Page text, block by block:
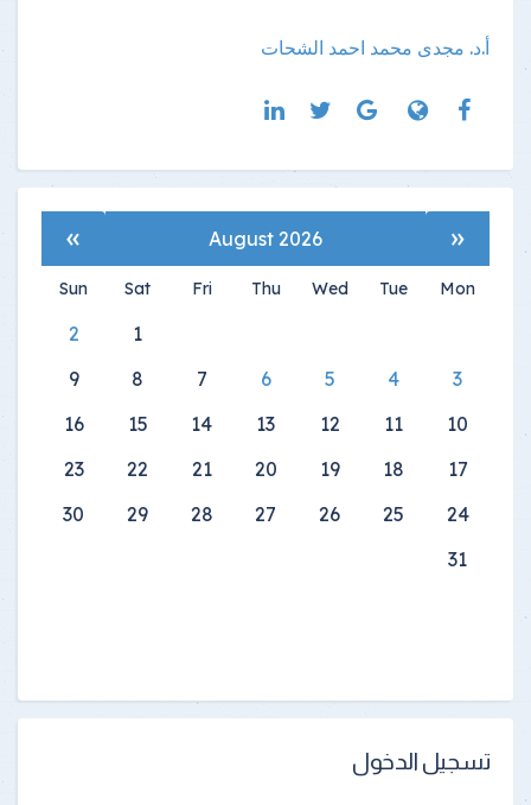
أ.د. مجدى محمد احمد الشحات
«
August 2026
»
Mon
Tue
Wed
Thu
Fri
Sat
Sun
1
2
3
4
5
6
7
8
9
10
11
12
13
14
15
16
17
18
19
20
21
22
23
24
25
26
27
28
29
30
31
تسجيل الدخول